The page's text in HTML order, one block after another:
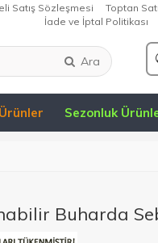
Toptan
Satış Sözleşmesi
İade ve İptal Politikası
Ara
Sezonluk
Buharda